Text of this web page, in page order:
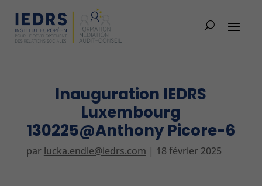
Inauguration IEDRS
Luxembourg
130225@Anthony Picore-6
par lucka.endle@iedrs.com | 18 février 2025